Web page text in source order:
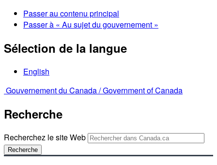
Passer au contenu principal
Passer à « Au sujet du gouvernement »
Sélection de la langue
English
Gouvernement du Canada /Government of Canada
Recherche
Recherchez le site Web
Recherche